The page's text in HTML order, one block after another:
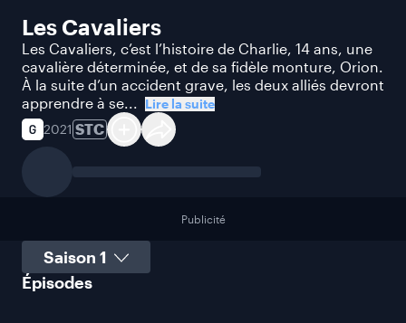
Les Cavaliers
Les Cavaliers, c’est l’histoire de Charlie, 14 ans, une
cavalière déterminée, et de sa fidèle monture, Orion.
À la suite d’un accident grave, les deux alliés devront
apprendre à se... Lire la suite
2021 STC
Publicité
Sélectionner une saison
Épisodes